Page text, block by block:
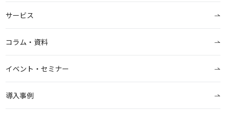
サービス
コラム・資料
イベント・セミナー
導入事例